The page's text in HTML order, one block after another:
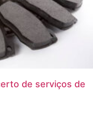
de serviços de